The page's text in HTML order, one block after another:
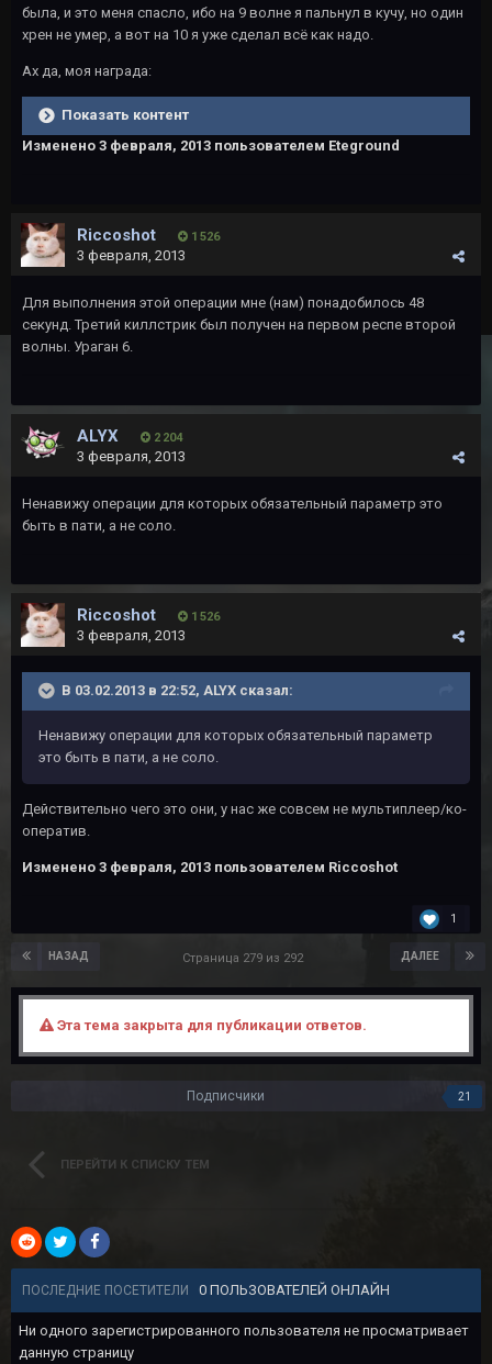
была, и это меня спасло, ибо на 9 волне я пальнул в кучу, но один
хрен не умер, а вот на 10 я уже сделал всё как надо.
Ах да, моя награда:
Показать контент
Изменено 3 февраля, 2013 пользователем Eteground
Riccoshot 1 526
3 февраля, 2013
Для выполнения этой операции мне (нам) понадобилось 48
секунд. Третий киллстрик был получен на первом респе второй
волны. Ураган 6.
ALYX 2 204
3 февраля, 2013
Ненавижу операции для которых обязательный параметр это
быть в пати, а не соло.
Riccoshot 1 526
3 февраля, 2013
В 03.02.2013 в 22:52, ALYX сказал:
Ненавижу операции для которых обязательный параметр
это быть в пати, а не соло.
Действительно чего это они, у нас же совсем не мультиплеер/ко-
оператив.
Изменено 3 февраля, 2013 пользователем Riccoshot
1
НАЗАД ДАЛЕЕ
Страница 279 из 292
Эта тема закрыта для публикации ответов.
Подписчики 21
ПЕРЕЙТИ К СПИСКУ ТЕМ
ПОСЛЕДНИЕ ПОСЕТИТЕЛИ 0 ПОЛЬЗОВАТЕЛЕЙ ОНЛАЙН
Ни одного зарегистрированного пользователя не просматривает
данную страницу